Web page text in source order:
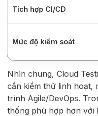
Tích hợp CI/CD
Mức độ kiểm soát
Nhìn chung, Cloud
cần kiểm thử linh hoạt,
trình Agile/DevOps.
thống phù hợp hơn với